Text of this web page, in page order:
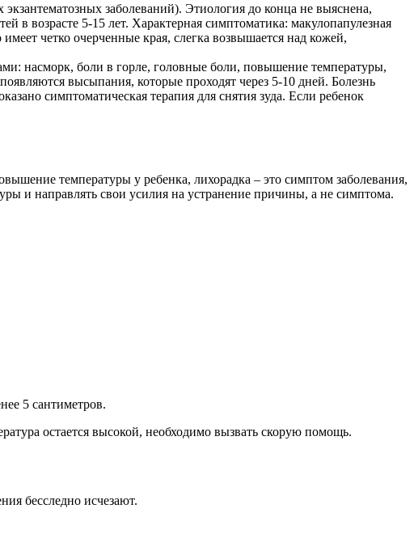
заболеваний). Этиология до конца не выяснена,
в возрасте 5-15 лет. Характерная симптоматика: макулопапулезная
четко очерченные края, слегка возвышается над кожей,
насморк, боли в горле, головные боли, повышение температуры,
высыпания, которые проходят через 5-10 дней. Болезнь
симптоматическая терапия для снятия зуда. Если ребенок
температуры у ребенка, лихорадка – это симптом заболевания,
и направлять свои усилия на устранение причины, а не симптома.
5 сантиметров.
остается высокой, необходимо вызвать скорую помощь.
бесследно исчезают.